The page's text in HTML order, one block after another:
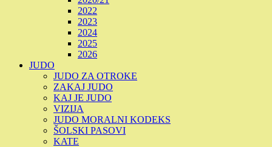
2022
2023
2024
2025
2026
JUDO
JUDO ZA OTROKE
ZAKAJ JUDO
KAJ JE JUDO
VIZIJA
JUDO MORALNI KODEKS
ŠOLSKI PASOVI
KATE